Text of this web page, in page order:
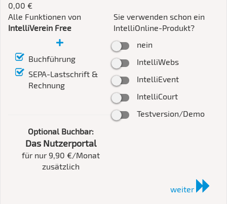
0,00 €
IntelliVerein Free
Buchführung
SEPA-Lastschrift &
Rechnung
Optional Buchbar:
Das Nutzerportal
für nur 9,90 €/Monat
zusätzlich
Sie verwenden schon ein
IntelliOnline-Produkt?
nein
IntelliWebs
IntelliEvent
IntelliCourt
Testversion/Demo
weiter